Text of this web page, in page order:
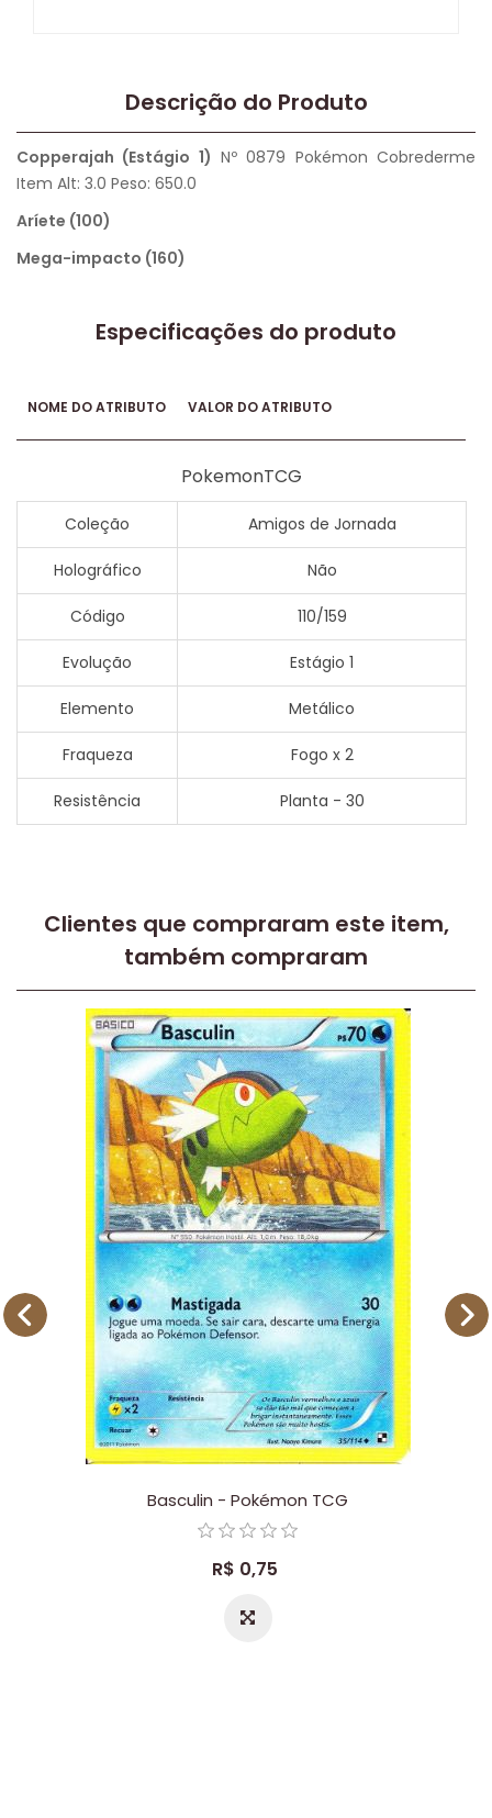
Descrição do Produto
Copperajah (Estágio 1) Nº 0879 Pokémon Cobrederme
Item Alt: 3.0 Peso: 650.0
Aríete (100)
Mega-impacto (160)
Especificações do produto
NOME DO ATRIBUTO VALOR DO ATRIBUTO
PokemonTCG
Coleção Amigos de Jornada
Holográfico Não
Código 110/159
Evolução Estágio 1
Elemento Metálico
Fraqueza Fogo x 2
Resistência Planta - 30
Clientes que compraram este item,
também compraram
Basculin - Pokémon TCG
R$ 0,75